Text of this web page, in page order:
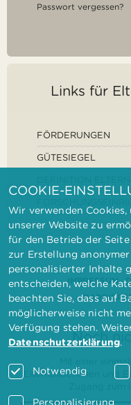
Passwort vergessen?
Links für
FÖRDERUNGEN
GÜTESIEGEL
IMPRESSUM
Noch
Mit einer
Elternbilderinnen und
COOKIE-
Wir verwenden
unserer Website zu
für den Betrieb der
zur Erstellung
personalisierter Inhalte
entscheiden, welche
beachten Sie, dass auf
möglicherweise nicht
Verfügung stehen.
Datenschutzerklärung.
Notwendig
Personalisierung